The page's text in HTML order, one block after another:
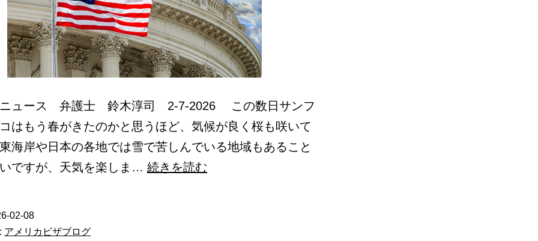
ニュース 弁護士 鈴木淳司 2-7-2026 この数日サンフ
はもう春がきたのかと思うほど、気候が良く桜も咲いて
海岸や日本の各地では雪で苦しんでいる地域もあること
ですが、天気を楽しま… 続きを読む
02-08
アメリカビザブログ